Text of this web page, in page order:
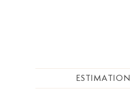
ESTIMATION